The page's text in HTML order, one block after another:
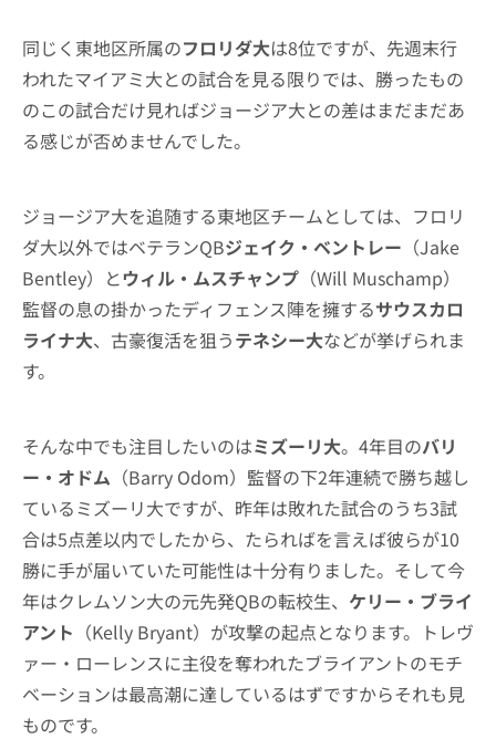
同じく東地区所属のフロリダ大は8位ですが、先週末行
われたマイアミ大との試合を見る限りでは、勝ったもの
のこの試合だけ見ればジョージア大との差はまだまだあ
る感じが否めませんでした。
ジョージア大を追随する東地区チームとしては、フロリ
ダ大以外ではベテランQBジェイク・ベントレー （Jake
Bentley）とウィル・ムスチャンプ （Will Muschamp）
監督の息の掛かったディフェンス陣を擁するサウスカロ
ライナ大、古豪復活を狙うテネシー大などが挙げられま
す。
そんな中でも注目したいのはミズーリ大。4年目のバリ
ー・オドム （Barry Odom）監督の下2年連続で勝ち越し
ているミズーリ大ですが、昨年は敗れた試合のうち3試
合は5点差以内でしたから、たらればを言えば彼らが10
勝に手が届いていた可能性は十分有りました。そして今
年はクレムソン大の元先発QBの転校生、 ケリー・ブライ
アント （Kelly Bryant）が攻撃の起点となります。トレヴ
ァー・ローレンスに主役を奪われたブライアントのモチ
ベーションは最高潮に達しているはずですからそれも見
ものです。